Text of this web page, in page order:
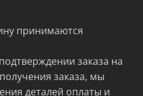
принимаются
заказа на
заказа, мы
деталей оплаты и